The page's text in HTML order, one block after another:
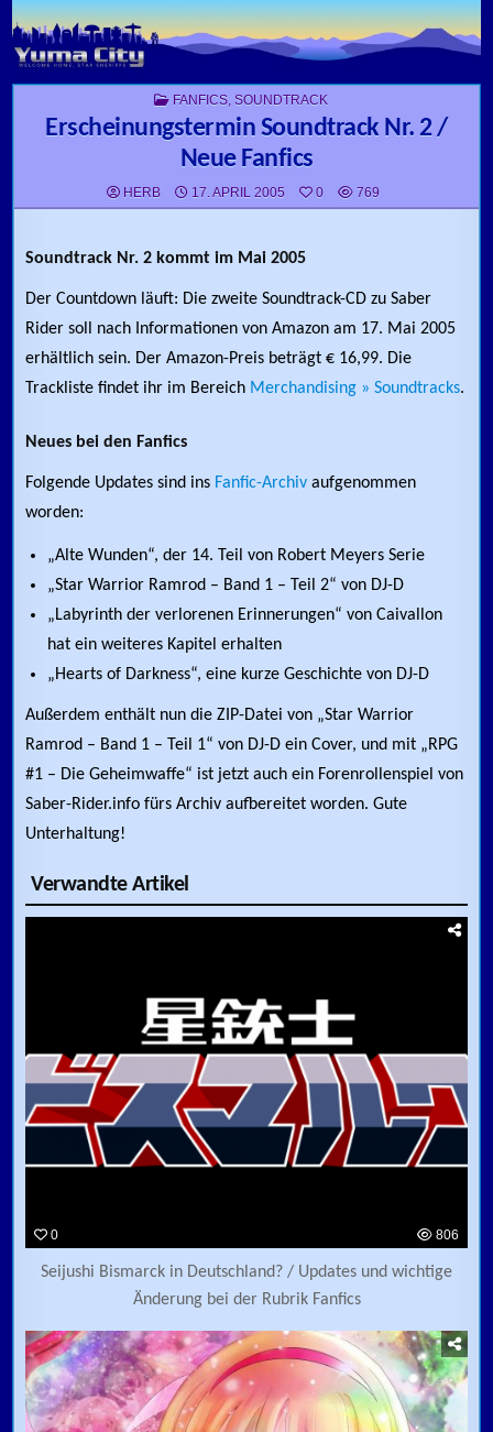
Skip to content
POSTED IN
FANFICS, SOUNDTRACK
Erscheinungstermin Soundtrack Nr. 2 /
Neue Fanfics
HERB 17. APRIL 2005 0 769
Soundtrack Nr. 2 kommt im Mai 2005
Der Countdown läuft: Die zweite Soundtrack-CD zu Saber
Rider soll nach Informationen von Amazon am 17. Mai 2005
erhältlich sein. Der Amazon-Preis beträgt € 16,99. Die
Trackliste findet ihr im Bereich Merchandising » Soundtracks.
Neues bei den Fanfics
Folgende Updates sind ins Fanfic-Archiv aufgenommen
worden:
„Alte Wunden“, der 14. Teil von Robert Meyers Serie
„Star Warrior Ramrod – Band 1 – Teil 2“ von DJ-D
„Labyrinth der verlorenen Erinnerungen“ von Caivallon
hat ein weiteres Kapitel erhalten
„Hearts of Darkness“, eine kurze Geschichte von DJ-D
Außerdem enthält nun die ZIP-Datei von „Star Warrior
Ramrod – Band 1 – Teil 1“ von DJ-D ein Cover, und mit „RPG
#1 – Die Geheimwaffe“ ist jetzt auch ein Forenrollenspiel von
Saber-Rider.info fürs Archiv aufbereitet worden. Gute
Unterhaltung!
Verwandte Artikel
0 806
Seijushi Bismarck in Deutschland? / Updates und wichtige
Änderung bei der Rubrik Fanfics